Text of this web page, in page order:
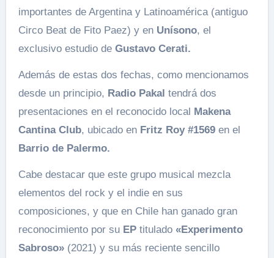
importantes de Argentina y Latinoamérica (antiguo
Circo Beat de Fito Paez) y enUnísono, el
exclusivo estudio de Gustavo Cerati.
Además de estas dos fechas, como mencionamos
desde un principio, Radio Pakal tendrá dos
presentaciones en el reconocido local Makena
Cantina Club, ubicado en Fritz Roy #1569en el
Barrio de Palermo.
Cabe destacar que este grupo musical mezcla
elementos del rock y el indie en sus
composiciones, y que en Chile han ganado gran
reconocimiento por su EPtitulado «Experimento
Sabroso»(2021) y su más reciente sencillo